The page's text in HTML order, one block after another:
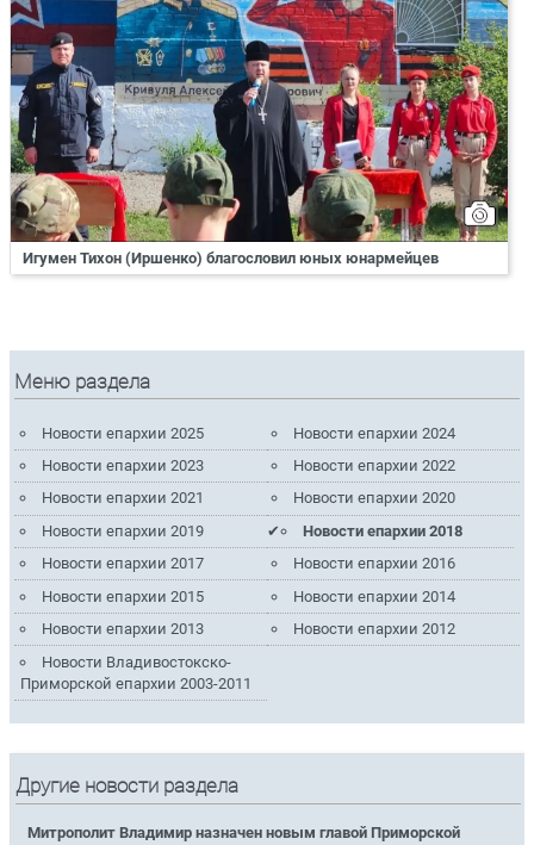
Игумен Тихон (Иршенко) благословил юных юнармейцев
Меню раздела
Новости епархии 2025
Новости епархии 2024
Новости епархии 2023
Новости епархии 2022
Новости епархии 2021
Новости епархии 2020
Новости епархии 2019
Новости епархии 2018
Новости епархии 2017
Новости епархии 2016
Новости епархии 2015
Новости епархии 2014
Новости епархии 2013
Новости епархии 2012
Новости Владивостокско-
Приморской епархии 2003-2011
Другие новости раздела
Митрополит Владимир назначен новым главой Приморской